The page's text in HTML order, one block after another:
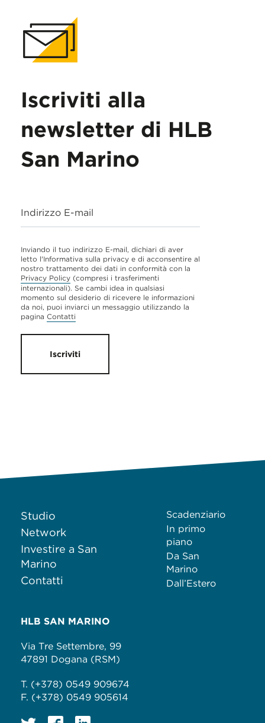
Iscriviti alla
newsletter di HLB
San Marino
Indirizzo E-mail
Inviando il tuo indirizzo E-mail, dichiari di aver
letto l'Informativa sulla privacy e di acconsentire al
nostro trattamento dei dati in conformità con la
Privacy Policy (compresi i trasferimenti
internazionali). Se cambi idea in qualsiasi
momento sul desiderio di ricevere le informazioni
da noi, puoi inviarci un messaggio utilizzando la
pagina Contatti
Iscriviti
Studio
Network
Investire a San
Marino
Contatti
Scadenziario
In primo
piano
Da San
Marino
Dall’Estero
HLB SAN MARINO
Via Tre Settembre, 99
47891 Dogana (RSM)
T. (+378) 0549 909674
F. (+378) 0549 905614